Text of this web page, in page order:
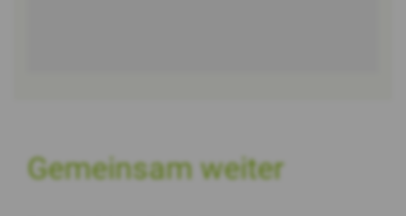
Gemeinsam weiter